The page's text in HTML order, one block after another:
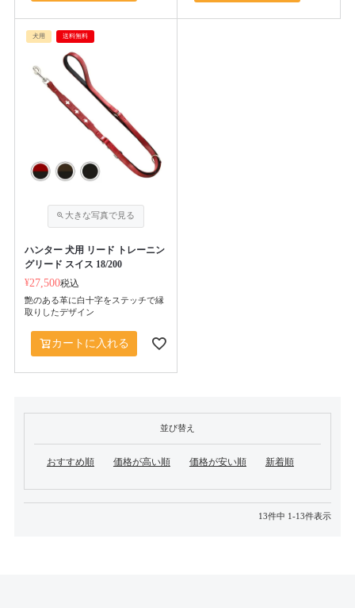
犬用 送料無料
ハンター 犬用 リード トレーニン
グリード スイス 18/200
¥27,500税込
艶のある革に白十字をステッチで縁
取りしたデザイン
カートに入れる
並び替え
おすすめ順 価格が高い順 価格が安い順 新着順
13件中 1-13件表示